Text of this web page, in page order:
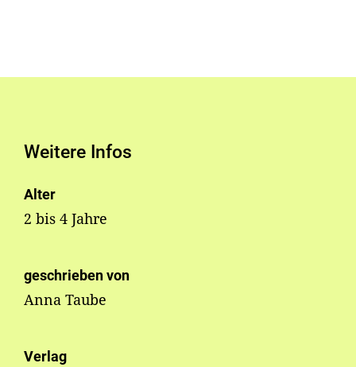
Weitere Infos
Alter
2 bis 4 Jahre
geschrieben von
Anna Taube
Verlag